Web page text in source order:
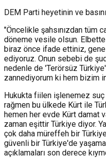
DEM Parti heyetinin ve
"Öncelikle şahsınızdan tüm
döneme vesile olsun.
biraz önce ifade ettiniz,
ediyoruz. Onun sebebi de
nedenle de 'Terörsüz
zannediyorum ki hem bizim
Hukukta fiilen işlenemez suç
rağmen bu ülkede Kürt ile
hemen her evde Kürt damat
zaman eşittir Türkiye diyor.
çok daha müreffeh bir
güvenli bir Türkiye'de
açıklamaları son derece